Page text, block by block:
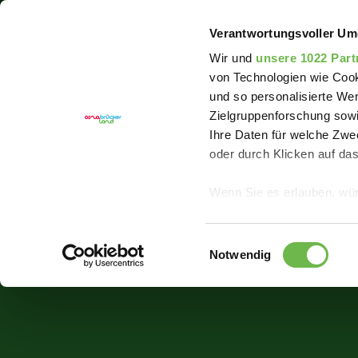
Verantwortungsvoller
Wir und unsere 1022
von Technologien wie
und so personalisierte
Zielgruppenforschung
Ihre Daten für welche
oder durch Klicken auf
Wenn Sie es erlauben,
Ihr Gerät durch
Einwilligungsauswahl
Notwendig